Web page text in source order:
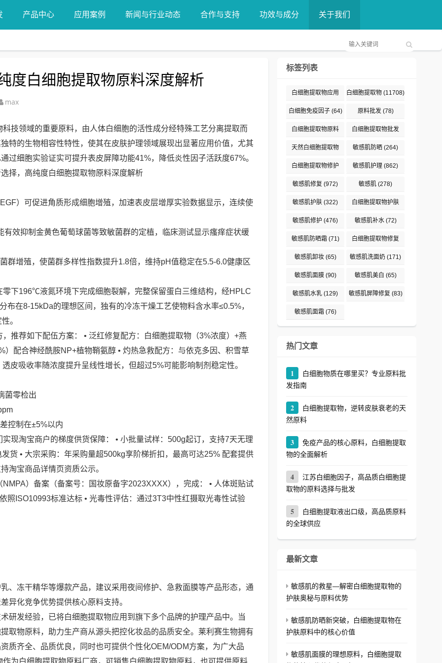
产品中心 应用案例 新闻与行业动态 合作与支持 功效与成分 关于我们
度白细胞提取物原料深度解析
max
技领域的重要原料，由人体白细胞的活性成分经特殊工艺分离提取而
特的生物相容性特性，使其在皮肤护理领域展现出显著应用价值，尤其
过细胞实验证实可提升表皮屏障功能41%，降低炎性因子活跃度67%。
）可促进角质形成细胞增殖，加速表皮层增厚实验数据显示，连续使
效抑制金黄色葡萄球菌等致敏菌群的定植，临床测试显示瘙痒症状缓
群增殖，使菌群多样性指数提升1.8倍，维持pH值稳定在5.5-6.0健康区
下196℃液氮环境下完成细胞裂解，完整保留蛋白三维结构，经HPLC
在8-15kDa的理想区间，独有的冷冻干燥工艺使物料含水率≤0.5%，
。
推荐如下配伍方案： • 泛红修复配方：白细胞提取物（3%浓度）+燕
）配合神经酰胺NP+植物鞘氨醇 • 灼热急救配方：与依克多因、积雪草
皮吸收率随浓度提升呈线性增长，但超过5%可能影响制剂稳定性。
菌零检出
控制在±5%以内
现淘宝商户的梯度供货保障： • 小批量试样：500g起订，支持7天无理
货 • 大宗采购：年采购量超500kg享阶梯折扣，最高可达25% 配套提供
淘宝商品详情页资质公示。
）备案（备案号：国妆原备字2023XXXX），完成： • 人体斑贴试
照ISO10993标准达标 • 光毒性评估：通过3T3中性红摄取光毒性试验
、冻干精华等爆款产品，建议采用夜间修护、急救面膜等产品形态，通
异化竞争优势提供核心原料支持。
研发经验，已将白细胞提取物应用到旗下多个品牌的护理产品中。当
取物原料，助力生产商从源头把控化妆品的品质安全。莱利赛生物拥有
质齐全、品质优良，同时也可提供个性化OEM/ODM方案，为广大品
为白细胞提取物原料厂商，可销售白细胞提取物原料，也可提供原料
标签列表
白细胞提取物应用
(376)
白细胞提取物 (11708)
白细胞免疫因子(64) 原料批发(78)
白细胞提取物原料
(132)
白细胞提取物批发
(89)
天然白细胞提取物
(187)
敏感肌防晒 (264)
白细胞提取物修护
(191)
敏感肌护理 (862)
敏感肌修复 (972) 敏感肌 (278)
敏感肌护肤 (322) 白细胞提取物护肤
(477)
敏感肌修护 (476) 敏感肌补水(72)
敏感肌防晒霜(71) 白细胞提取物修复
(242)
敏感肌卸妆(65) 敏感肌洗面奶 (171)
敏感肌面膜(90) 敏感肌美白 (65)
敏感肌水乳 (129) 敏感肌屏障修复 (83)
敏感肌面霜(76)
热门文章
1
白细胞物质在哪里买？专业原料批
发指南
2
白细胞提取物，逆转皮肤衰老的天
然原料
3
免疫产品的核心原料，白细胞提取
物的全面解析
4
江苏白细胞因子，高品质白细胞提
取物的原料选择与批发
5
白细胞提取液出口级，高品质原料
的全球供应
最新文章
敏感肌的救星—解密白细胞提取物的
护肤奥秘与原料优势
敏感肌防晒新突破，白细胞提取物在
护肤原料中的核心价值
敏感肌面膜的理想原料，白细胞提取